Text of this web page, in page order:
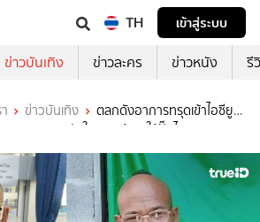
TH
เข้าสู่ระบบ
ข่าวบันเทิง ข่าวละคร ข่าวหนัง รี
ข่าวบันเทิง
ตลกดังอาการทรุดเข้าไอซียู
มอถามหากหัวใจหยุดเต้นจะให้ปั๊มไหม?